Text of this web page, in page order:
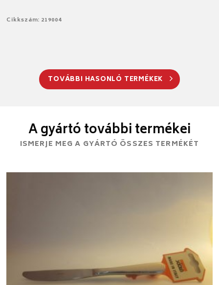
Cikkszám: 219004
TOVÁBBI HASONLÓ TERMÉKEK
A gyártó további termékei
ISMERJE MEG A GYÁRTÓ ÖSSZES TERMÉKÉT